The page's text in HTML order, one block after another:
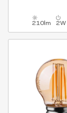
210lm 2W